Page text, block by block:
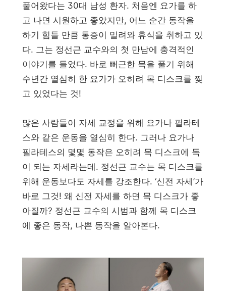
풀어왔다는 30대 남성 환자. 처음엔 요가를 하
고 나면 시원하고 좋았지만, 어느 순간 동작을
하기 힘들 만큼 통증이 밀려와 휴식을 취하고 있
다. 그는 정선근 교수와의 첫 만남에 충격적인
이야기를 들었다. 바로 뻐근한 목을 풀기 위해
수년간 열심히 한 요가가 오히려 목 디스크를 찢
고 있었다는 것!
많은 사람들이 자세 교정을 위해 요가나 필라테
스와 같은 운동을 열심히 한다. 그러나 요가나
필라테스의 몇몇 동작은 오히려 목 디스크에 독
이 되는 자세라는데. 정선근 교수는 목 디스크를
위해 운동보다도 자세를 강조한다. ‘신전 자세’가
바로 그것! 왜 신전 자세를 하면 목 디스크가 좋
아질까? 정선근 교수의 시범과 함께 목 디스크
에 좋은 동작, 나쁜 동작을 알아본다.